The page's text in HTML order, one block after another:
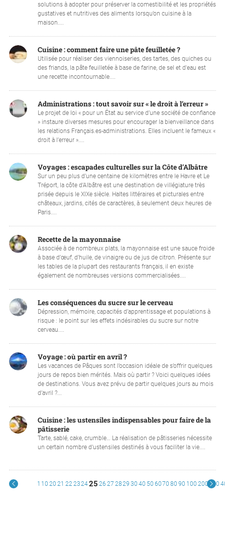
solutions à adopter pour préserver la comestibilité et les propriétés
gustatives et nutritives des aliments lorsqu’on cuisine à la
maison....
Cuisine : comment faire une pâte feuilletée ?
Utilisée pour réaliser des viennoiseries, des tartes, des quiches ou
des friands, la pâte feuilletée à base de farine, de sel et d'eau est
une recette incontournable....
Administrations : tout savoir sur « le droit à l’erreur »
Le projet de loi « pour un État au service d’une société de confiance
» instaure diverses mesures pour encourager la bienveillance dans
les relations Français.es-administrations. Elles incluent le fameux «
droit à l’erreur »....
Voyages : escapades culturelles sur la Côte d’Albâtre
Sur un peu plus d’une centaine de kilomètres entre le Havre et Le
Tréport, la côte d’Albâtre est une destination de villégiature très
prisée depuis le XIXe siècle. Haltes littéraires et picturales entre
châteaux, jardins, cités de caractères, à seulement deux heures de
Paris....
Recette de la mayonnaise
Associée à de nombreux plats, la mayonnaise est une sauce froide
à base d’œuf, d’huile, de vinaigre ou de jus de citron. Présente sur
les tables de la plupart des restaurants français, il en existe
également de nombreuses versions commercialisées....
Les conséquences du sucre sur le cerveau
Dépression, mémoire, capacités d’apprentissage et populations à
risque : le point sur les effets indésirables du sucre sur notre
cerveau....
Voyage : où partir en avril ?
Les vacances de Pâques sont l’occasion idéale de s’offrir quelques
jours de repos bien mérités. Mais où partir ? Voici quelques idées
de destinations. Vous avez prévu de partir quelques jours au mois
d’avril ?...
Cuisine : les ustensiles indispensables pour faire de la
pâtisserie
Tarte, sablé, cake, crumble… La réalisation de pâtisseries nécessite
un certain nombre d’ustensiles destinés à vous faciliter la vie....
1 10 20 21 22 232425 26 27 2829 30 40 50 6070 80 90 100 200 300